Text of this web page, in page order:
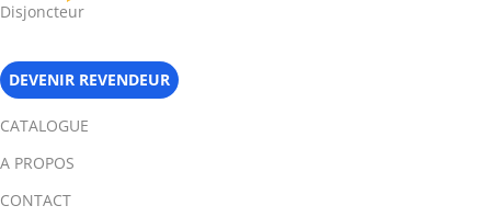
Disjoncteur
DEVENIR REVENDEUR
CATALOGUE
A PROPOS
CONTACT